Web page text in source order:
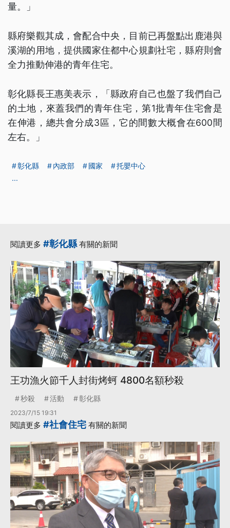
量。」
縣府樂觀其成，會配合中央，目前已再盤點出鹿港與
溪湖的用地，提供國家住都中心規劃社宅，縣府則會
全力推動伸港的青年住宅。
彰化縣長王惠美表示，「縣政府自己也盤了我們自己
的土地，來蓋我們的青年住宅，第1批青年住宅會是
在伸港，總共會分成3區，它的間數大概會在600間
左右。」
彰化縣 內政部 國家
托嬰中心
...
閱讀更多 #彰化縣有關的新聞
王功漁火節千人封街烤蚵 4800名額秒殺
秒殺 活動 彰化縣
2023/7/15 19:31
閱讀更多 #社會住宅 有關的新聞